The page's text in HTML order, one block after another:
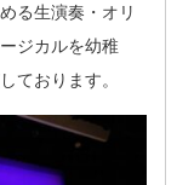
る生演奏・オリ
ジカルを幼稚
ております。